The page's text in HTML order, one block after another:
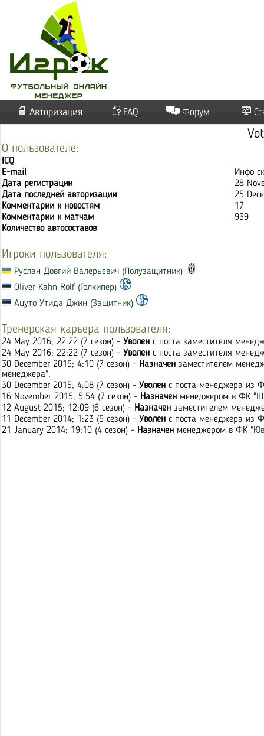
Авторизация FAQ Форум
О пользователе:
ICQ
E-mail
Инфо
Дата регистрации
28
Дата последней авторизации
25
Комментарии к новостям
17
Комментарии к матчам
939
Количество автосоставов
Игроки пользователя:
Руслан Довгий Валерьевич (Полузащитник)
Oliver Kahn Rolf (Голкипер)
Ацуто Утида Джин (Защитник)
Тренерская карьера пользователя:
24 May 2016; 22:22 (7 сезон) - Уволен с поста заместителя
24 May 2016; 22:22 (7 сезон) - Уволен с поста заместителя
30 December 2015; 4:10 (7 сезон) - Назначен заместителем
менеджера".
30 December 2015; 4:08 (7 сезон) - Уволен с поста менеджера из
16 November 2015; 5:54 (7 сезон) - Назначен менеджером в ФК "
12 August 2015; 12:09 (6 сезон) - Назначен заместителем
11 December 2014; 1:23 (5 сезон) - Уволен с поста менеджера из
21 January 2014; 19:10 (4 сезон) - Назначен менеджером в ФК "